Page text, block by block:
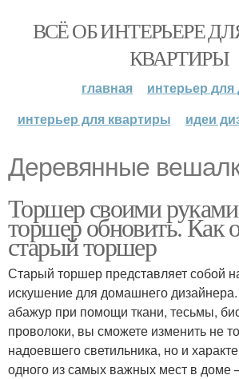
ВСЁ ОБ ИНТЕРЬЕРЕ
КВАРТИРЫ
главная
интерьер
интерьер для квартиры
идеи
Деревянные
Торшер своими
торшер обновить. Как
старый торшер
Старый торшер представляет собой
искушение для домашнего
абажур при помощи ткани, тесьмы,
проволоки, вы сможете изменить не
надоевшего светильника, но и
одного из самых важных мест в доме